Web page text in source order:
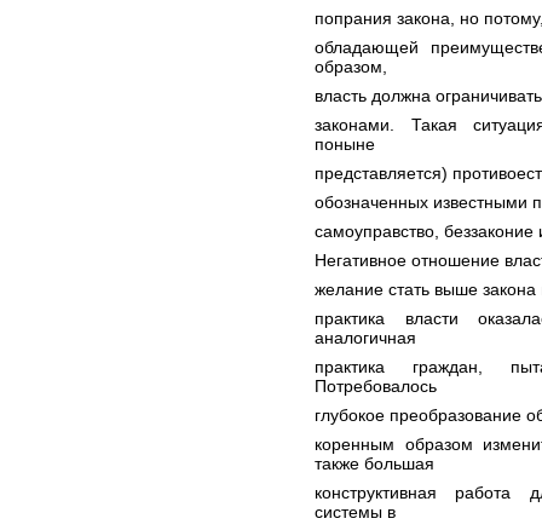
попрания закона, но
обладающей
образом,
власть должна
законами. Такая
поныне
представляется)
обозначенных известными
самоуправство, беззаконие
Негативное отношение
желание стать выше закона
практика власти
аналогичная
практика граждан,
Потребовалось
глубокое преобразование
коренным образом
также большая
конструктивная работа
системы в